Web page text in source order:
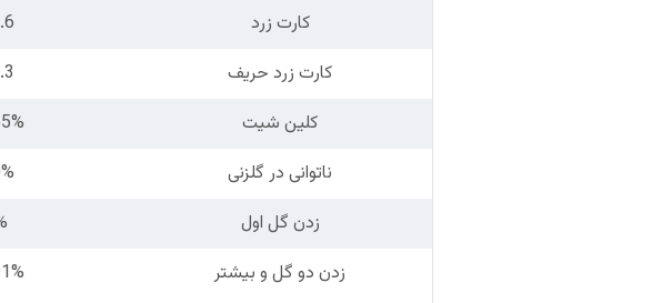
کارت زرد
0.6
کارت زرد حریف
1.3
کلین شیت
55%
ناتوانی در گلزنی
0%
زدن گل اول
زدن دو گل و بیشتر
91%